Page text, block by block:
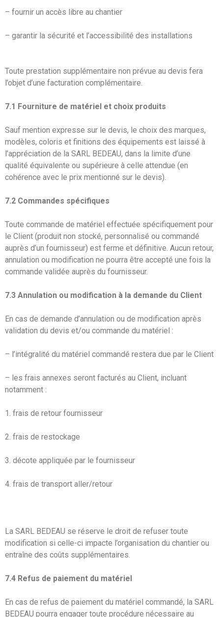
– fournir un accès libre au chantier
– garantir la sécurité et l’accessibilité des installations
Toute prestation supplémentaire non prévue au devis fera
l’objet d’une facturation complémentaire.
7.1 Fourniture de matériel et choix produits
Sauf mention expresse sur le devis, le choix des marques,
modèles, coloris et finitions des équipements est laissé à
l’appréciation de la SARL BEDEAU, dans la limite d’une
qualité équivalente ou supérieure à celle attendue (en
cohérence avec le prix mentionné sur le devis).
7.2 Commandes spécifiques
Toute commande de matériel effectuée spécifiquement pour
le Client (produit non stocké, personnalisé ou commandé
auprès d’un fournisseur) est ferme et définitive. Aucun retour,
annulation ou modification ne pourra être accepté une fois la
commande validée auprès du fournisseur.
7.3 Annulation ou modification à la demande du Client
En cas de demande d’annulation ou de modification après
validation du devis et/ou commande du matériel :
– l’intégralité du matériel commandé restera due par le Client
– les frais annexes seront facturés au Client, incluant
notamment :
1. frais de retour fournisseur
2. frais de restockage
3. décote appliquée par le fournisseur
4. frais de transport aller/retour
La SARL BEDEAU se réserve le droit de refuser toute
modification si celle-ci impacte l’organisation du chantier ou
entraîne des coûts supplémentaires.
7.4 Refus de paiement du matériel
En cas de refus de paiement du matériel commandé, la SARL
BEDEAU pourra engager toute procédure nécessaire au